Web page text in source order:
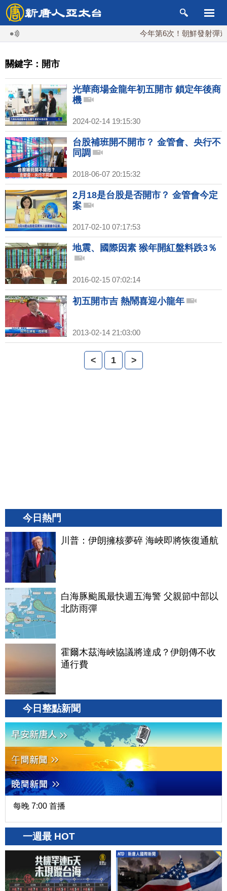
今年第6次！朝鮮發射彈道
關鍵字：開市
光華商場金龍年初五開市 鎖定年後商
機
2024-02-14 19:15:30
台股補班開不開市？ 金管會、央行不
同調
2018-06-07 20:15:32
2月18是台股是否開市？ 金管會今定
案
2017-02-10 07:17:53
地震、國際因素 猴年開紅盤料跌3％
2016-02-15 07:02:14
初五開市吉 熱鬧喜迎小龍年
2013-02-14 21:03:00
< 1 >
今日熱門
川普：伊朗擁核夢碎 海峽即將恢復通航
白海豚颱風最快週五海警 父親節中部以
北防雨彈
霍爾木茲海峽協議將達成？伊朗傳不收
通行費
今日整點新聞
每晚 7:00 首播
一週最 HOT